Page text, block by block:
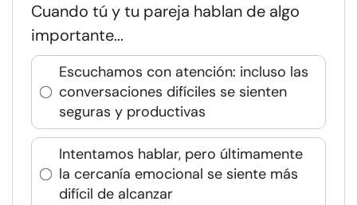
Cuando tú y tu pareja hablan de algo
importante...
Escuchamos con atención: incluso las
conversaciones difíciles se sienten
seguras y productivas
Intentamos hablar, pero últimamente
la cercanía emocional se siente más
difícil de alcanzar